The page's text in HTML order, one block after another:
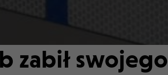
zabił swojego